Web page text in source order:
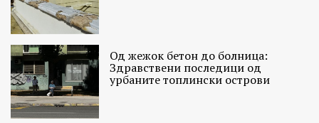
Од жежок бетон до болница:
Здравствени последици од
урбаните топлински острови